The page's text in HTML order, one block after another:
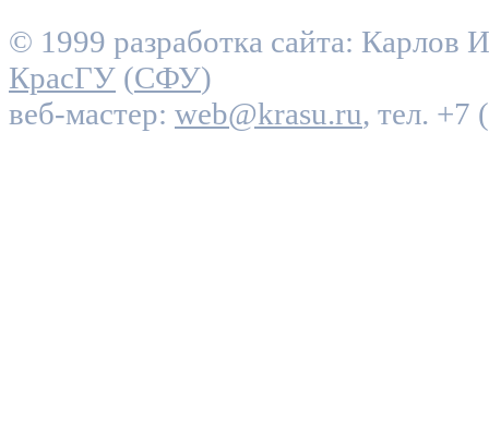
© 1999 разработка сайта: Карлов
КрасГУ (СФУ)
веб-мастер: web@krasu.ru, тел. +7